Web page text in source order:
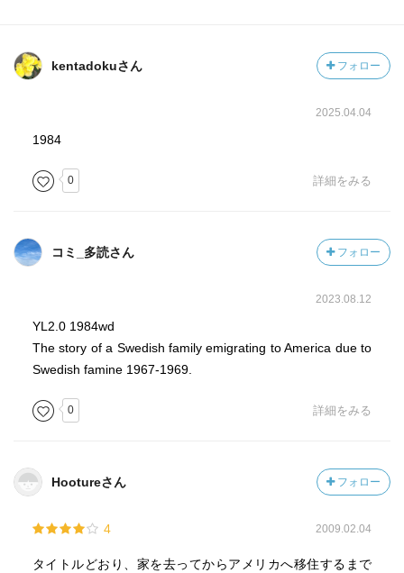
kentadokuさん フォロー
2025.04.04
1984
0 詳細をみる
コミ_多読さん フォロー
2023.08.12
YL2.0 1984wd
The story of a Swedish family emigrating to America due to
Swedish famine 1967-1969.
0 詳細をみる
Hootureさん フォロー
4 2009.02.04
タイトルどおり、家を去ってからアメリカへ移住するまで